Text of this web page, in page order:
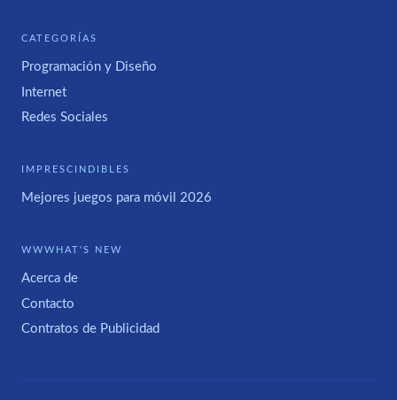
CATEGORÍAS
Programación y Diseño
Internet
Redes Sociales
IMPRESCINDIBLES
Mejores juegos para móvil 2026
WWWHAT'S NEW
Acerca de
Contacto
Contratos de Publicidad